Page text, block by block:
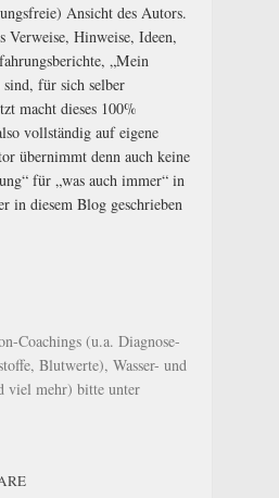
Ansicht des Autors.
Verweise, Hinweise, Ideen,
„Mein
sind, für sich selber
macht dieses 100%
vollständig auf eigene
übernimmt denn auch keine
für „was auch immer“ in
in diesem Blog geschrieben
Coachings (u.a. Diagnose-
Blutwerte), Wasser- und
viel mehr) bitte unter